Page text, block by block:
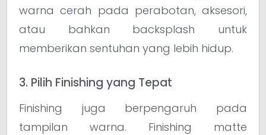
warna cerah pada perabotan, aksesori,
atau bahkan backsplash untuk
memberikan sentuhan yang lebih hidup.
3. Pilih Finishing yang Tepat
Finishing juga berpengaruh pada
tampilan warna. Finishing matte